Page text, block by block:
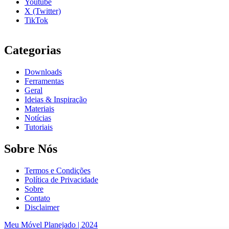
Youtube
X (Twitter)
TikTok
Categorias
Downloads
Ferramentas
Geral
Ideias & Inspiração
Materiais
Notícias
Tutoriais
Sobre Nós
Termos e Condições
Política de Privacidade
Sobre
Contato
Disclaimer
Meu Móvel Planejado | 2024